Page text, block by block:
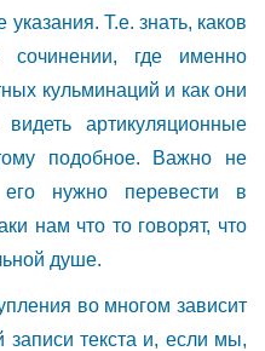
Т.е. знать, каков
сочинении, где именно
кульминаций и как они
артикуляционные
подобное. Важно не
нужно перевести в
нам что то говорят, что
душе.
во многом зависит
записи текста и, если мы,